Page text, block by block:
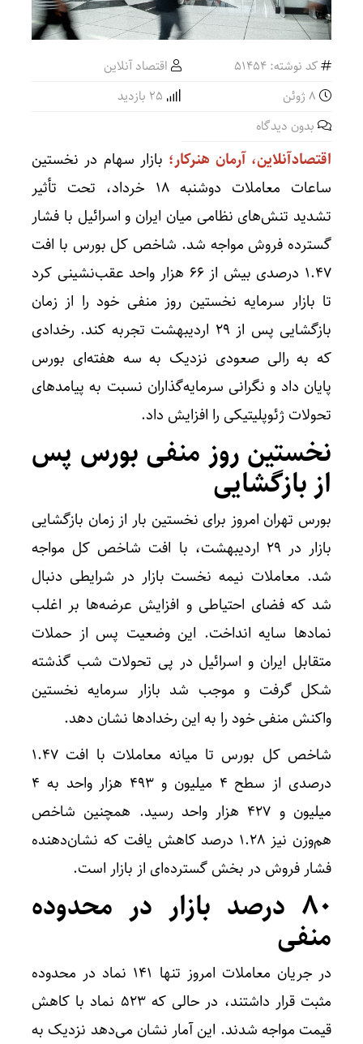
کد نوشته: 51454
اقتصاد آنلاین
بدون دیدگاه
اقتصادآنلاین، آرمان هنرکار؛ بازار سهام در نخستین
ساعات معاملات دوشنبه ۱۸ خرداد، تحت تأثیر
تشدید تنش‌های نظامی میان ایران و اسرائیل با فشار
گسترده فروش مواجه شد. شاخص کل بورس با افت
۱.۴۷ درصدی بیش از ۶۶ هزار واحد عقب‌نشینی کرد
تا بازار سرمایه نخستین روز منفی خود را از زمان
بازگشایی پس از ۲۹ اردیبهشت تجربه کند. رخدادی
که به رالی صعودی نزدیک به سه هفته‌ای بورس
پایان داد و نگرانی سرمایه‌گذاران نسبت به پیامد‌های
تحولات ژئوپلیتیکی را افزایش داد.
نخستین روز منفی بورس پس
از بازگشایی
بورس تهران امروز برای نخستین بار از زمان بازگشایی
بازار در ۲۹ اردیبهشت، با افت شاخص کل مواجه
شد. معاملات نیمه نخست بازار در شرایطی دنبال
شد که فضای احتیاطی و افزایش عرضه‌ها بر اغلب
نماد‌ها سایه انداخت. این وضعیت پس از حملات
متقابل ایران و اسرائیل در پی تحولات شب گذشته
شکل گرفت و موجب شد بازار سرمایه نخستین
واکنش منفی خود را به این رخداد‌ها نشان دهد.
شاخص کل بورس تا میانه معاملات با افت ۱.۴۷
درصدی از سطح ۴ میلیون و ۴۹۳ هزار واحد به ۴
میلیون و ۴۲۷ هزار واحد رسید. همچنین شاخص
هم‌وزن نیز ۱.۲۸ درصد کاهش یافت که نشان‌دهنده
فشار فروش در بخش گسترده‌ای از بازار است.
۸۰ درصد بازار در محدوده
منفی
در جریان معاملات امروز تنها ۱۴۱ نماد در محدوده
مثبت قرار داشتند، در حالی که ۵۲۳ نماد با کاهش
قیمت مواجه شدند. این آمار نشان می‌دهد نزدیک به